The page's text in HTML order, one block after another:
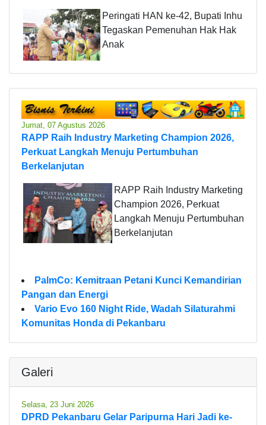
Peringati HAN ke-42, Bupati Inhu
Tegaskan Pemenuhan Hak Hak
Anak
Jumat, 07 Agustus 2026
RAPP Raih Industry Marketing Champion 2026,
Perkuat Langkah Menuju Pertumbuhan
Berkelanjutan
RAPP Raih Industry Marketing
Champion 2026, Perkuat
Langkah Menuju Pertumbuhan
Berkelanjutan
PalmCo: Kemitraan Petani Kunci Kemandirian
Pangan dan Energi
Vario Evo 160 Night Ride, Wadah Silaturahmi
Komunitas Honda di Pekanbaru
Galeri
Selasa, 23 Juni 2026
DPRD Pekanbaru Gelar Paripurna Hari Jadi ke-